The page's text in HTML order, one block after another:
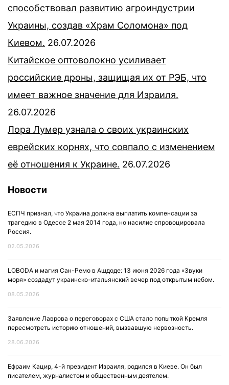
способствовал развитию агроиндустрии
Украины, создав «Храм Соломона» под
Киевом. 26.07.2026
Китайское оптоволокно усиливает
российские дроны, защищая их от РЭБ, что
имеет важное значение для Израиля.
26.07.2026
Лора Лумер узнала о своих украинских
еврейских корнях, что совпало с изменением
её отношения к Украине. 26.07.2026
Новости
ЕСПЧ признал, что Украина должна выплатить компенсации за
трагедию в Одессе 2 мая 2014 года, но насилие спровоцировала
Россия.
02.05.2026
LOBODA и магия Сан-Ремо в Ашдоде: 13 июня 2026 года «Звуки
моря» создадут украинско-итальянский вечер под открытым небом.
08.05.2026
Заявление Лаврова о переговорах с США стало попыткой Кремля
пересмотреть историю отношений, вызвавшую нервозность.
28.06.2026
Ефраим Кацир, 4-й президент Израиля, родился в Киеве. Он был
писателем, журналистом и общественным деятелем.